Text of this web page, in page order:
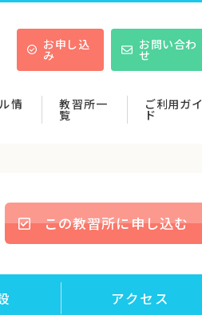
お申し込
み
お問い合わ
せ
情 教習所一
覧
ご利用ガイ
ド
この教習所に申し込む
アクセス